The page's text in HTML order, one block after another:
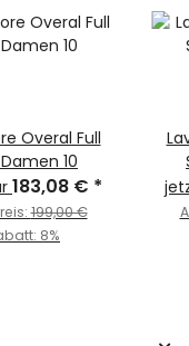
Overal Full
10
183,08 € *
199,00 €
8%